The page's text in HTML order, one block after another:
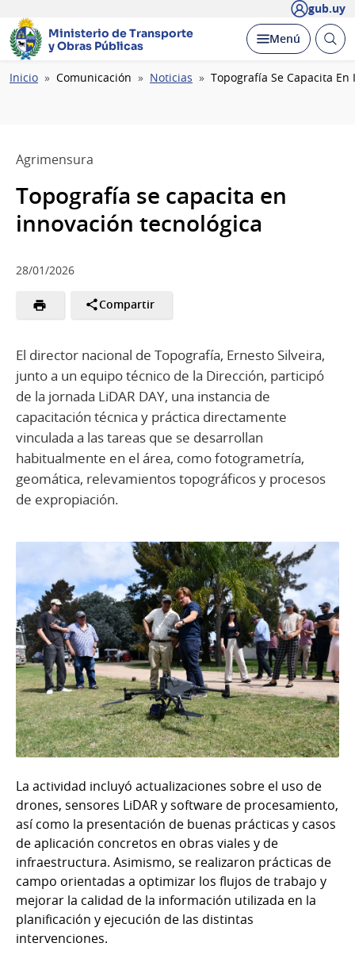
gub.uy
Ministerio de Transporte
y Obras Públicas
Desplegar
Menú Abrir
Ruta
Inicio Comunicación Noticias Topografía Se Capacita
Agrimensura
Topografía se capacita en
innovación tecnológica
28/01/2026
Compartir
El director nacional de Topografía, Ernesto Silveira,
junto a un equipo técnico de la Dirección, participó
de la jornada LiDAR DAY, una instancia de
capacitación técnica y práctica directamente
vinculada a las tareas que se desarrollan
habitualmente en el área, como fotogrametría,
geomática, relevamientos topográficos y procesos
de expropiación.
La actividad incluyó actualizaciones sobre el uso de
drones, sensores LiDAR y software de procesamiento,
así como la presentación de buenas prácticas y casos
de aplicación concretos en obras viales y de
infraestructura. Asimismo, se realizaron prácticas de
campo orientadas a optimizar los flujos de trabajo y
mejorar la calidad de la información utilizada en la
planificación y ejecución de las distintas
intervenciones.